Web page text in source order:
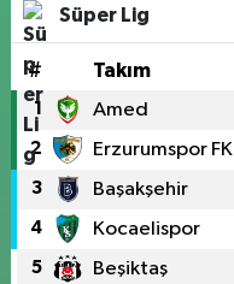
Süper Lig
# Takım
1 Amed
2 Erzurumspor FK
3 Başakşehir
4 Kocaelispor
5 Beşiktaş